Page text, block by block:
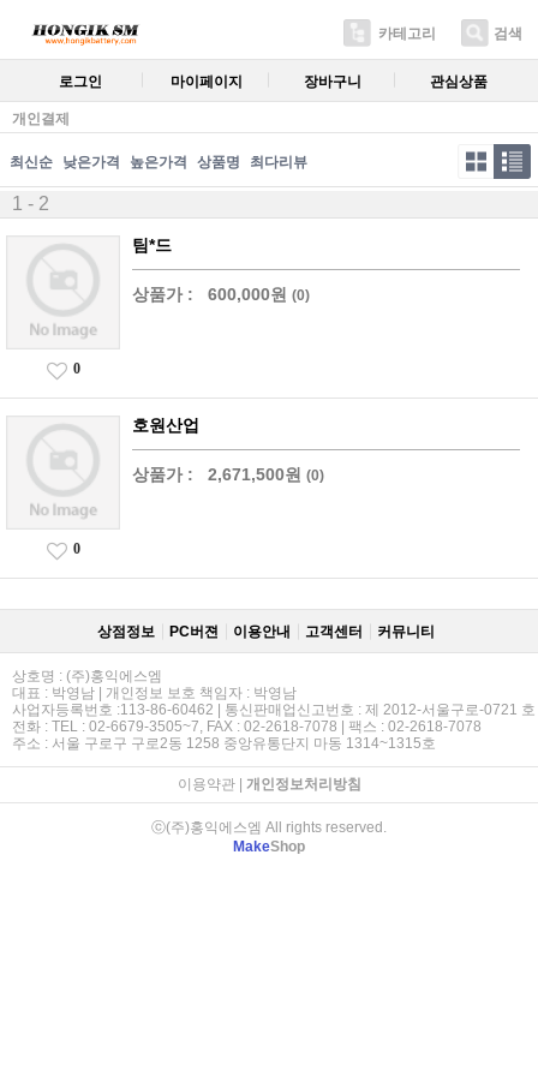
카테고리 검색
로그인 마이페이지 장바구니 관심상품
개인결제
최신순 낮은가격 높은가격 상품명 최다리뷰
1 - 2
팀*드
상품가 : 600,000원 (0)
0
호원산업
상품가 : 2,671,500원 (0)
0
상점정보 PC버젼 이용안내 고객센터 커뮤니티
상호명 : (주)홍익에스엠
대표 : 박영남 | 개인정보 보호 책임자 : 박영남
사업자등록번호 :113-86-60462 | 통신판매업신고번호 : 제 2012-서울구로-0721 호
전화 : TEL : 02-6679-3505~7, FAX : 02-2618-7078 | 팩스 : 02-2618-7078
주소 : 서울 구로구 구로2동 1258 중앙유통단지 마동 1314~1315호
이용약관| 개인정보처리방침
ⓒ(주)홍익에스엠 All rights reserved.
MakeShop